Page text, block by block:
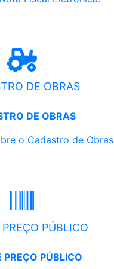
DE OBRAS
DE OBRAS
o Cadastro de Obras
PÚBLICO
PREÇO PÚBLICO